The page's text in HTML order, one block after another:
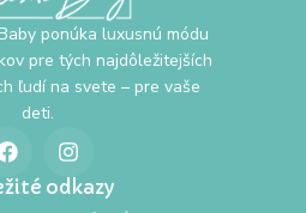
ponúka luxusnú módu
pre tých najdôležitejších
ľudí na svete – pre vaše
deti.
odkazy